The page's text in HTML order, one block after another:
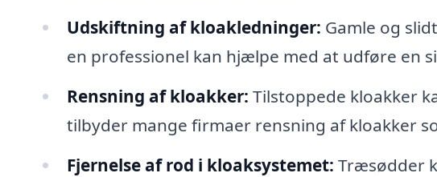
Udskiftning af kloakledninger: Gamle og
en professionel kan hjælpe med at udføre en
Rensning af kloakker: Tilstoppede kloakker
tilbyder mange firmaer rensning af kloakker
Fjernelse af rod i kloaksystemet: Træsødder